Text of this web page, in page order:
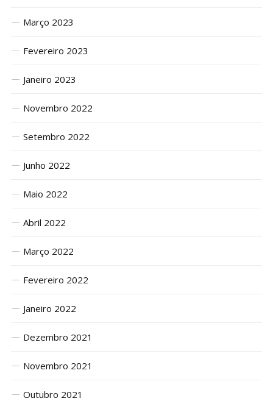
Março 2023
Fevereiro 2023
Janeiro 2023
Novembro 2022
Setembro 2022
Junho 2022
Maio 2022
Abril 2022
Março 2022
Fevereiro 2022
Janeiro 2022
Dezembro 2021
Novembro 2021
Outubro 2021